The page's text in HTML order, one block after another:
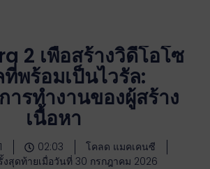
2 เพื่อสร้างวิดีโอโซ
ที่พร้อมเป็นไวรัล:
ารทำงานของผู้สร้าง
เนื้อหา
02:03
โคลด แมคเคนซี
งสุดท้ายเมื่อวันที่ 30 กรกฎาคม 2026